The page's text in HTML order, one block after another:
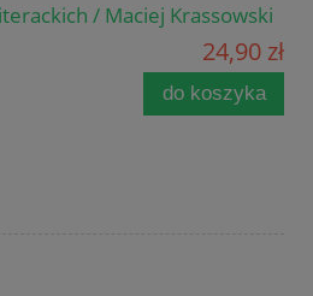
/ Maciej Krassowski
24,90 zł
do koszyka